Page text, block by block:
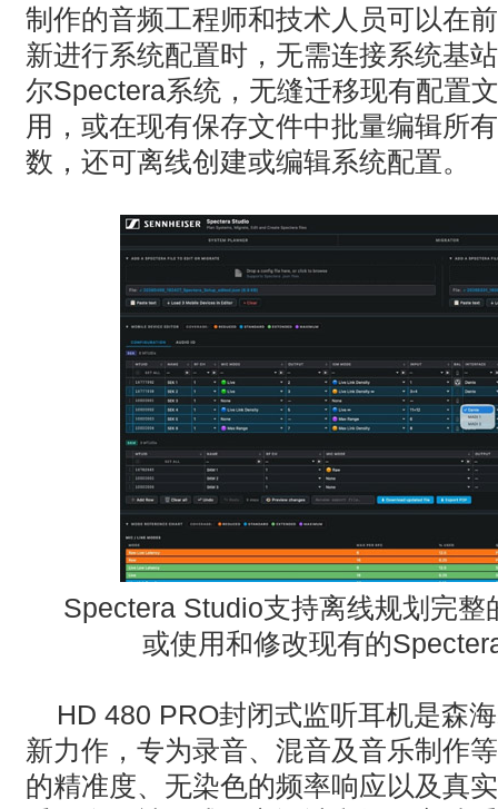
制作的音频工程师和技术人员可以在
新进行系统配置时，无需连接系统基
尔Spectera系统，无缝迁移现有配置
用，或在现有保存文件中批量编辑所
数，还可离线创建或编辑系统配置。
Spectera Studio支持离线规划完整
或使用和修改现有的
HD 480 PRO封闭式监听耳机是森
新力作，专为录音、混音及音乐制作
的精准度、无染色的频率响应以及真